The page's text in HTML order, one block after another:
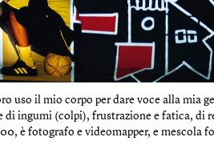
uso il mio corpo per dare voce alla mia
di ingumi (colpi), frustrazione e fatica, di
è fotografo e videomapper, e mescola